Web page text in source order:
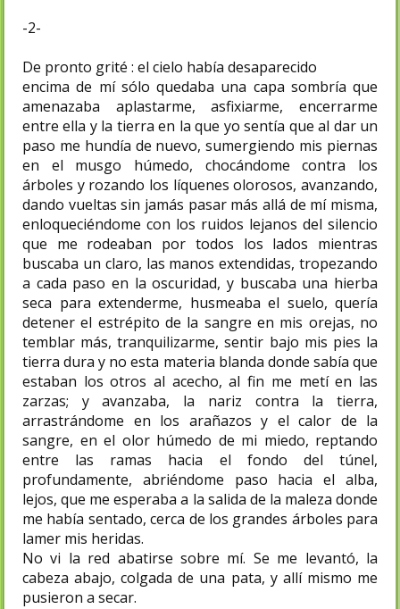
-2-
De pronto grité : el cielo había desaparecido
encima de mí sólo quedaba una capa sombría que
amenazaba aplastarme, asfixiarme, encerrarme
entre ella y la tierra en la que yo sentía que al dar un
paso me hundía de nuevo, sumergiendo mis piernas
en el musgo húmedo, chocándome contra los
árboles y rozando los líquenes olorosos, avanzando,
dando vueltas sin jamás pasar más allá de mí misma,
enloqueciéndome con los ruidos lejanos del silencio
que me rodeaban por todos los lados mientras
buscaba un claro, las manos extendidas, tropezando
a cada paso en la oscuridad, y buscaba una hierba
seca para extenderme, husmeaba el suelo, quería
detener el estrépito de la sangre en mis orejas, no
temblar más, tranquilizarme, sentir bajo mis pies la
tierra dura y no esta materia blanda donde sabía que
estaban los otros al acecho, al fin me metí en las
zarzas; y avanzaba, la nariz contra la tierra,
arrastrándome en los arañazos y el calor de la
sangre, en el olor húmedo de mi miedo, reptando
entre las ramas hacia el fondo del túnel,
profundamente, abriéndome paso hacia el alba,
lejos, que me esperaba a la salida de la maleza donde
me había sentado, cerca de los grandes árboles para
lamer mis heridas.
No vi la red abatirse sobre mí. Se me levantó, la
cabeza abajo, colgada de una pata, y allí mismo me
pusieron a secar.